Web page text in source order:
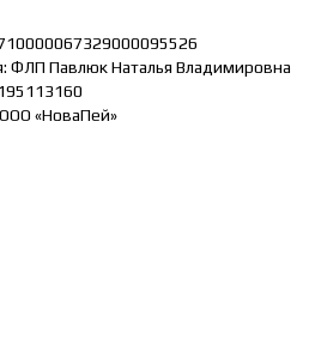
ФЛП Павлюк Наталья Владимировна
«НоваПей»